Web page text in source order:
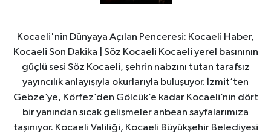
Kocaeli'nin Dünyaya Açılan Penceresi: Kocaeli Haber,
Kocaeli Son Dakika | Söz Kocaeli Kocaeli yerel basınının
güçlü sesi Söz Kocaeli, şehrin nabzını tutan tarafsız
yayıncılık anlayışıyla okurlarıyla buluşuyor. İzmit’ten
Gebze’ye, Körfez’den Gölcük’e kadar Kocaeli’nin dört
bir yanından sıcak gelişmeler anbean sayfalarımıza
taşınıyor. Kocaeli Valiliği, Kocaeli Büyükşehir Belediyesi